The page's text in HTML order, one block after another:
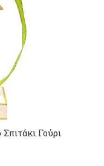
Γούρι